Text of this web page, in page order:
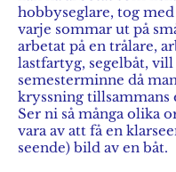
hobbyseglare, tog
varje sommar ut på
arbetat på en trålare,
lastfartyg, segelbåt,
semesterminne då
kryssning tillsammans
Ser ni så många olika
vara av att få en
seende) bild av en båt.